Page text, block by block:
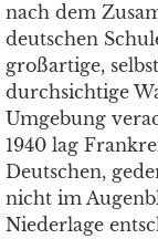
nach dem
deutschen
großartige,
durchsichtige
Umgebung
1940 lag
Deutschen,
nicht im
Niederlage